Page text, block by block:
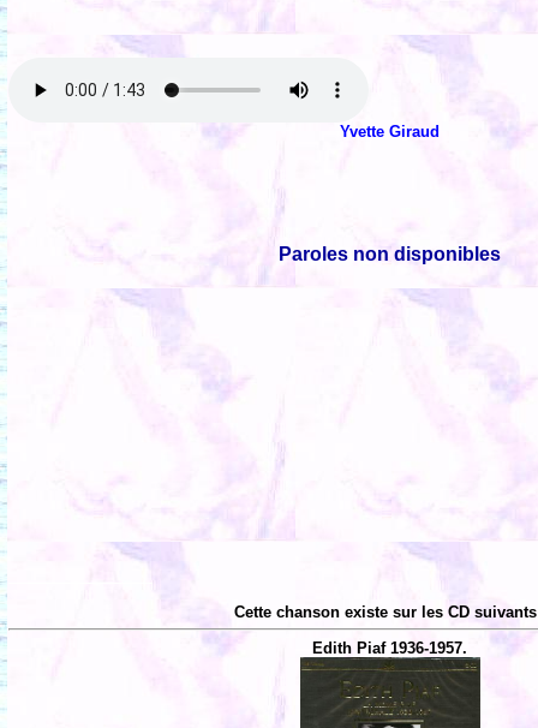
Yvette Giraud
Paroles non disponibles
Cette chanson existe sur les CD
Edith Piaf 1936-1957.